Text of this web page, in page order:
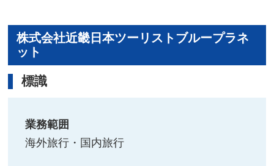
株式会社近畿日本ツーリストブループラネ
ット
標識
業務範囲
海外旅行・国内旅行